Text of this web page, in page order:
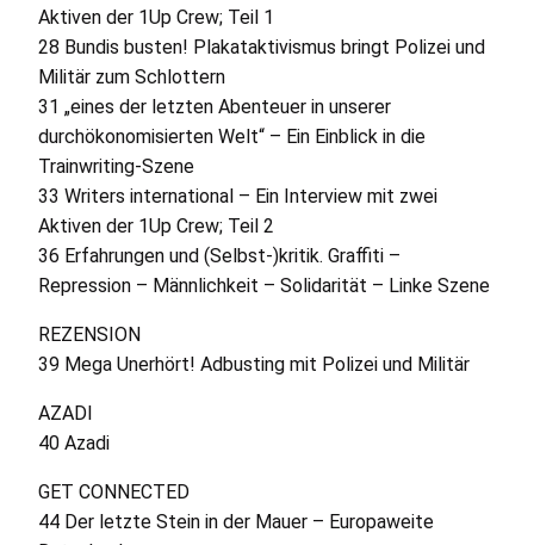
Aktiven der 1Up Crew; Teil 1
28 Bundis busten! Plakataktivismus bringt Polizei und
Militär zum Schlottern
31 „eines der letzten Abenteuer in unserer
durchökonomisierten Welt“ – Ein Einblick in die
Trainwriting-Szene
33 Writers international – Ein Interview mit zwei
Aktiven der 1Up Crew; Teil 2
36 Erfahrungen und (Selbst-)kritik. Graffiti –
Repression – Männlichkeit – Solidarität – Linke Szene
REZENSION
39 Mega Unerhört! Adbusting mit Polizei und Militär
AZADI
40 Azadi
GET CONNECTED
44 Der letzte Stein in der Mauer – Europaweite